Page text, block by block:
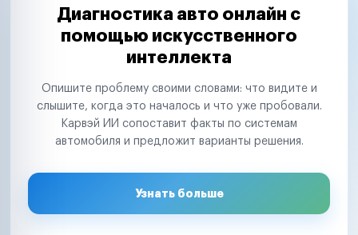
Диагностика авто онлайн с
помощью искусственного
интеллекта
Опишите проблему своими словами: что видите и
слышите, когда это началось и что уже пробовали.
Карвэй ИИ сопоставит факты по системам
автомобиля и предложит варианты решения.
Узнать больше